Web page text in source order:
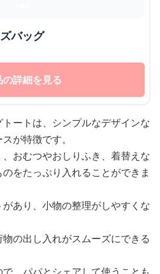
バッグ
の詳細を見る
ートは、シンプルなデザインな
が特徴です。
おむつやおしりふき、着替えな
をたっぷり入れることができま
あり、小物の整理がしやすくな
の出し入れがスムーズにできる